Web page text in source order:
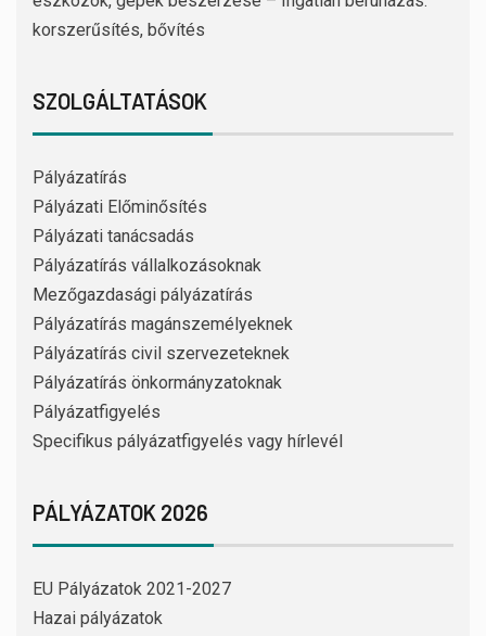
korszerűsítés, bővítés
SZOLGÁLTATÁSOK
Pályázatírás
Pályázati Előminősítés
Pályázati tanácsadás
Pályázatírás vállalkozásoknak
Mezőgazdasági pályázatírás
Pályázatírás magánszemélyeknek
Pályázatírás civil szervezeteknek
Pályázatírás önkormányzatoknak
Pályázatfigyelés
Specifikus pályázatfigyelés vagy hírlevél
PÁLYÁZATOK 2026
EU Pályázatok 2021-2027
Hazai pályázatok